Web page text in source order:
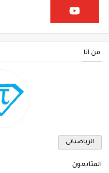
من أنا
الرياضياتى
المتابعون